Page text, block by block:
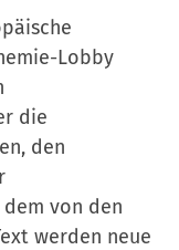
Lobby
die
den
von den
werden neue